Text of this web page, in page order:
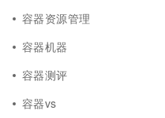
容器资源管理
容器机器
容器测评
容器vs